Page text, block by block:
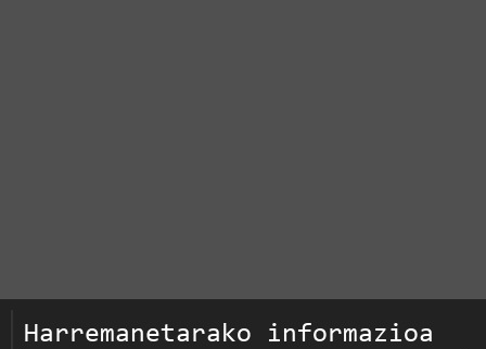
Harremanetarako informazioa